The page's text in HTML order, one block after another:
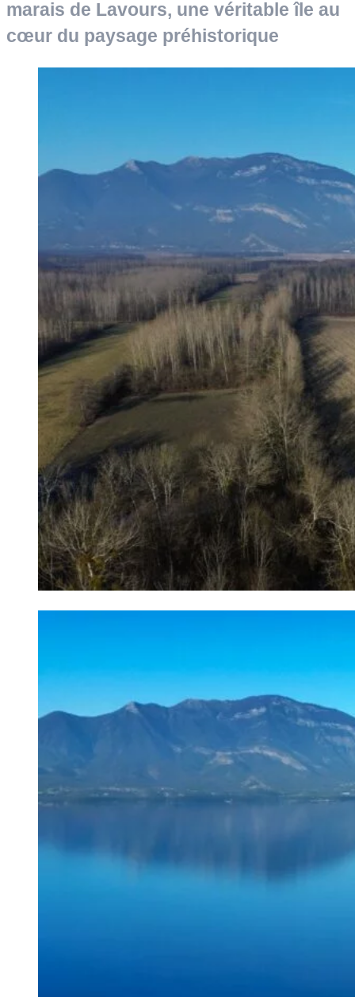
marais de Lavours, une véritable île au
cœur du paysage préhistorique